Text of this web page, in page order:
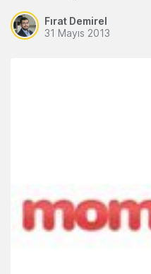
Fırat Demirel
31 Mayıs 2013